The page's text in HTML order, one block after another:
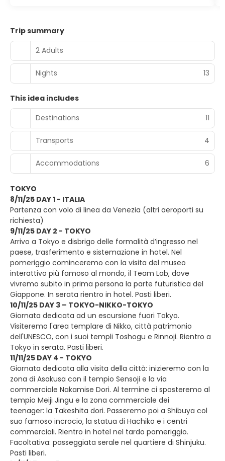
Trip summary
2 Adults
Nights 13
This idea includes
Destinations
11
Transports 4
Accommodations 6
TOKYO
8/11/25 DAY 1 - ITALIA
Partenza con volo di linea da Venezia (altri aeroporti su
richiesta)
9/11/25 DAY 2 - TOKYO
Arrivo a Tokyo e disbrigo delle formalità d’ingresso nel
paese, trasferimento e sistemazione in hotel. Nel
pomeriggio cominceremo con la visita del museo
interattivo più famoso al mondo, il Team Lab, dove
vivremo subito in prima persona la parte futuristica del
Giappone. In serata rientro in hotel. Pasti liberi.
10/11/25 DAY 3 – TOKYO-NIKKO-TOKYO
Giornata dedicata ad un escursione fuori Tokyo.
Visiteremo l'area templare di Nikko, città patrimonio
dell'UNESCO, con i suoi templi Toshogu e Rinnoji. Rientro a
Tokyo in serata. Pasti liberi.
11/11/25 DAY 4 - TOKYO
Giornata dedicata alla visita della città: inizieremo con la
zona di Asakusa con il tempio Sensoji e la via
commerciale Nakamise Dori. Al termine ci sposteremo al
tempio Meiji Jingu e la zona commerciale dei
teenager: la Takeshita dori. Passeremo poi a Shibuya col
suo famoso incrocio, la statua di Hachiko e i centri
commerciali. Rientro in hotel nel tardo pomeriggio.
Facoltativa: passeggiata serale nel quartiere di Shinjuku.
Pasti liberi.